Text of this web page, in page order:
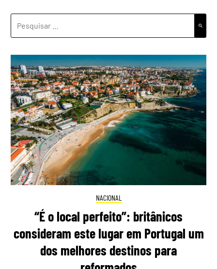
POR:
NACIONAL
“É o local perfeito”: britânicos
consideram este lugar em Portugal um
dos melhores destinos para